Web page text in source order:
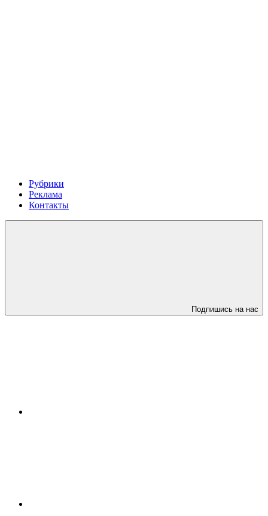
Рубрики
Реклама
Контакты
Подпишись на нас